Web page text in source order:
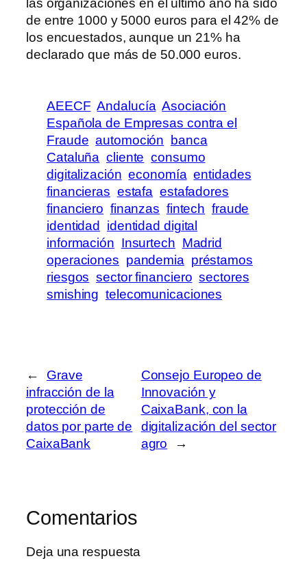
las organizaciones en el último año ha sido
de entre 1000 y 5000 euros para el 42% de
los encuestados, aunque un 21% ha
declarado que más de 50.000 euros.
AEECF Andalucía Asociación
Española de Empresas contra el
Fraude automoción
banca
Cataluña cliente consumo
digitalización economía entidades
financieras estafa estafadores
financiero finanzas fintech fraude
identidad
identidad digital
información Insurtech Madrid
operaciones pandemia préstamos
riesgos sector financiero sectores
smishing telecomunicaciones
←
Grave
infracción de la
protección de
datos por parte de
CaixaBank
Consejo Europeo de
Innovación y
CaixaBank, con la
digitalización del sector
agro
→
Comentarios
Deja una respuesta